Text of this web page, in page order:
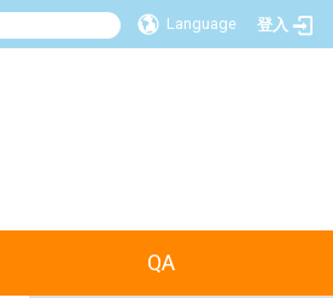
Language 登入
QA